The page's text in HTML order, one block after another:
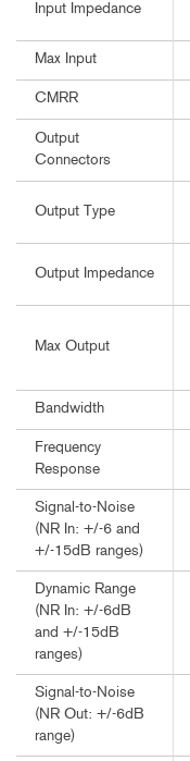
Input Impedance
Max Input
CMRR
Output
Connectors
Output Type
Output Impedance
Max Output
Bandwidth
Frequency
Response
Signal-to-Noise
(NR In: +/-6 and
+/-15dB ranges)
Dynamic Range
(NR In: +/-6dB
and +/-15dB
ranges)
Signal-to-Noise
(NR Out: +/-6dB
range)